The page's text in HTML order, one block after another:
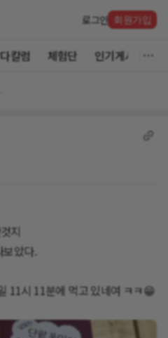
로그인 회원가입
칼럼 체험단 인기게시글
지
보았다.
11시 11분에 먹고 있네여 ㅋㅋ😁